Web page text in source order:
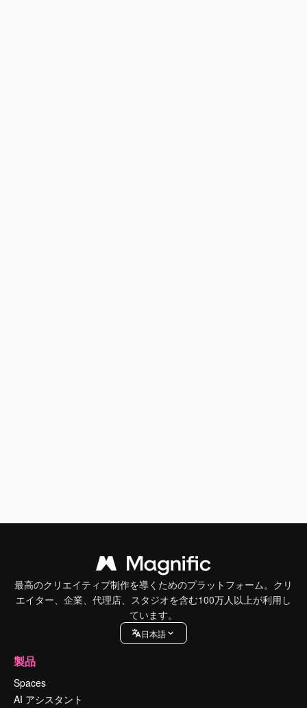
最高のクリエイティブ制作を導くためのプラットフォーム。クリ
エイター、企業、代理店、スタジオを含む100万人以上が利用し
ています。
日本語
製品
Spaces
AI アシスタント